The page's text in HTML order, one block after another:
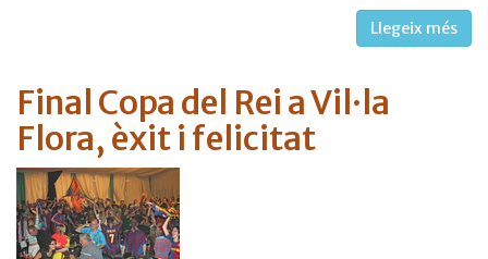
Llegeix més
Final Copa del Rei a Vil·la
Flora, èxit i felicitat